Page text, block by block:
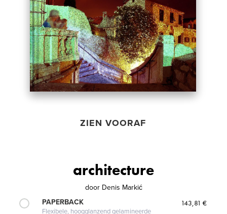
ZIEN VOORAF
architecture
door Denis Markić
PAPERBACK
Flexibele, hoogglanzend gelamineerde
143,81 €